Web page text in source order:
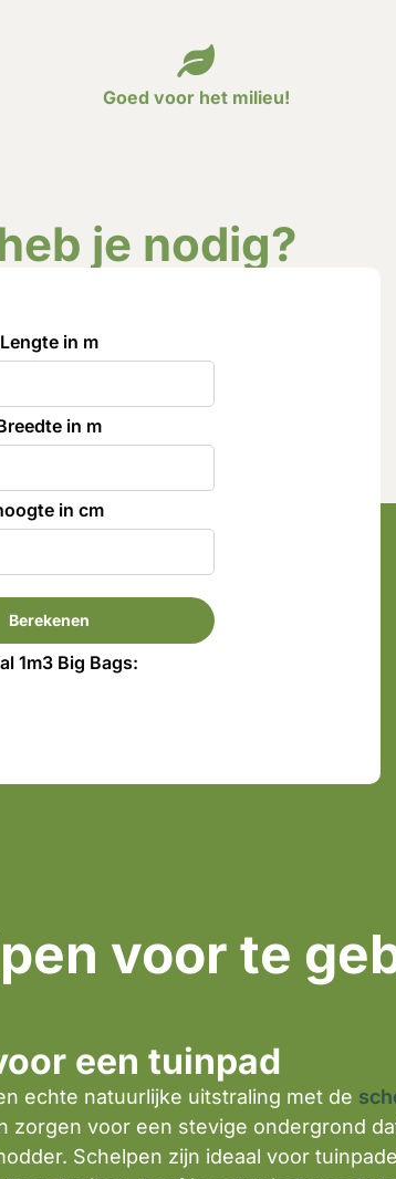
Goed voor het milieu!
je nodig?
Lengte in m
in m
in cm
Berekenen
1m3 Big Bags:
voor te
een tuinpad
echte natuurlijke uitstraling met de
zorgen voor een stevige ondergrond
Schelpen zijn ideaal voor